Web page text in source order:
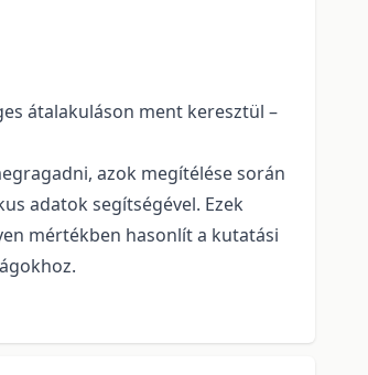
átalakuláson ment keresztül –
azok megítélése során
adatok segítségével. Ezek
mértékben hasonlít a kutatási